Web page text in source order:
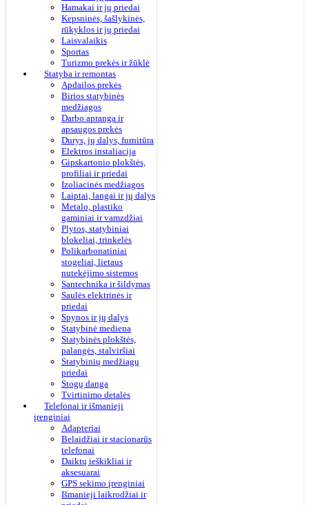
Hamakai ir jų priedai
Kepsninės, šašlykinės,
rūkyklos ir jų priedai
Laisvalaikis
Sportas
Turizmo prekės ir žūklė
Statyba ir remontas
Apdailos prekės
Birios statybinės
medžiagos
Darbo apranga ir
apsaugos prekės
Durys, jų dalys, furnitūra
Elektros instaliacija
Gipskartonio plokštės,
profiliai ir priedai
Izoliacinės medžiagos
Laiptai, langai ir jų dalys
Metalo, plastiko
gaminiai ir vamzdžiai
Plytos, statybiniai
blokeliai, trinkelės
Polikarbonatiniai
stogeliai, lietaus
nutekėjimo sistemos
Santechnika ir šildymas
Saulės elektrinės ir
priedai
Spynos ir jų dalys
Statybinė mediena
Statybinės plokštės,
palangės, stalviršiai
Statybinių medžiagų
priedai
Stogų danga
Tvirtinimo detalės
Telefonai ir išmanieji
įrenginiai
Adapteriai
Belaidžiai ir stacionarūs
telefonai
Daiktų ieškikliai ir
aksesuarai
GPS sekimo įrenginiai
Išmanieji laikrodžiai ir